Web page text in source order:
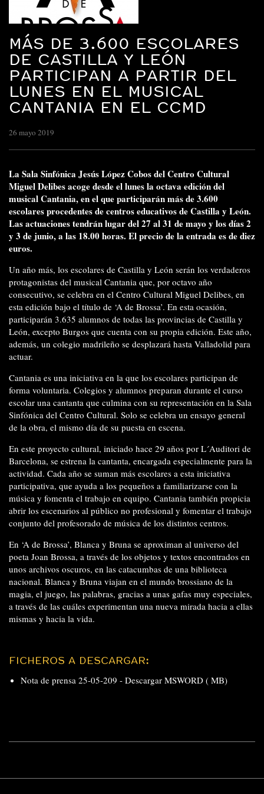
MÁS DE 3.600 ESCOLARES
DE CASTILLA Y LEÓN
PARTICIPAN A PARTIR DEL
LUNES EN EL MUSICAL
CANTANIA EN EL CCMD
26 mayo 2019
La Sala Sinfónica Jesús López Cobos del Centro Cultural
Miguel Delibes acoge desde el lunes la octava edición del
musical Cantania, en el que participarán más de 3.600
escolares procedentes de centros educativos de Castilla y León.
Las actuaciones tendrán lugar del 27 al 31 de mayo y los días 2
y 3 de junio, a las 18.00 horas. El precio de la entrada es de diez
euros.
Un año más, los escolares de Castilla y León serán los verdaderos
protagonistas del musical Cantania que, por octavo año
consecutivo, se celebra en el Centro Cultural Miguel Delibes, en
esta edición bajo el título de ‘A de Brossa’. En esta ocasión,
participarán 3.635 alumnos de todas las provincias de Castilla y
León, excepto Burgos que cuenta con su propia edición. Este año,
además, un colegio madrileño se desplazará hasta Valladolid para
actuar.
Cantania es una iniciativa en la que los escolares participan de
forma voluntaria. Colegios y alumnos preparan durante el curso
escolar una cantanta que culmina con su representación en la Sala
Sinfónica del Centro Cultural. Solo se celebra un ensayo general
de la obra, el mismo día de su puesta en escena.
En este proyecto cultural, iniciado hace 29 años por L´Auditori de
Barcelona, se estrena la cantanta, encargada especialmente para la
actividad. Cada año se suman más escolares a esta iniciativa
participativa, que ayuda a los pequeños a familiarizarse con la
música y fomenta el trabajo en equipo. Cantania también propicia
abrir los escenarios al público no profesional y fomentar el trabajo
conjunto del profesorado de música de los distintos centros.
En ‘A de Brossa’, Blanca y Bruna se aproximan al universo del
poeta Joan Brossa, a través de los objetos y textos encontrados en
unos archivos oscuros, en las catacumbas de una biblioteca
nacional. Blanca y Bruna viajan en el mundo brossiano de la
magia, el juego, las palabras, gracias a unas gafas muy especiales,
a través de las cuáles experimentan una nueva mirada hacia a ellas
mismas y hacia la vida.
FICHEROS A DESCARGAR:
Nota de prensa 25-05-209 - Descargar MSWORD ( MB)